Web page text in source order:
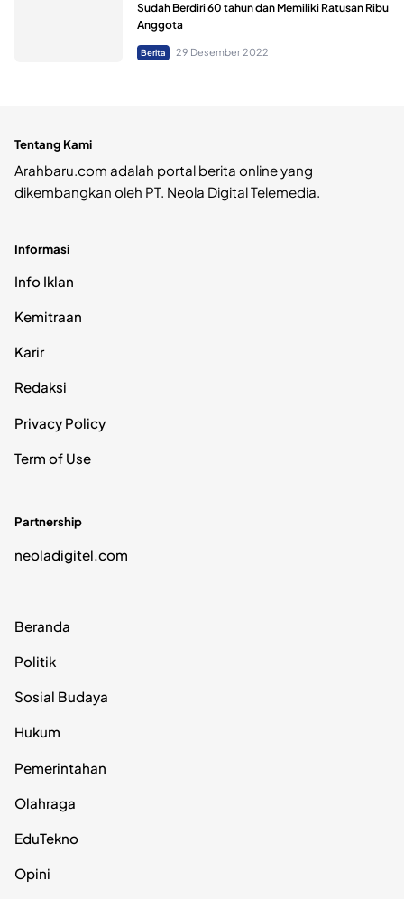
Sudah Berdiri 60 tahun dan Memiliki Ratusan Ribu
Anggota
Berita 29 Desember 2022
Tentang Kami
Arahbaru.com adalah portal berita online yang
dikembangkan oleh PT. Neola Digital Telemedia.
Informasi
Info Iklan
Kemitraan
Karir
Redaksi
Privacy Policy
Term of Use
Partnership
neoladigitel.com
Beranda
Politik
Sosial Budaya
Hukum
Pemerintahan
Olahraga
EduTekno
Opini